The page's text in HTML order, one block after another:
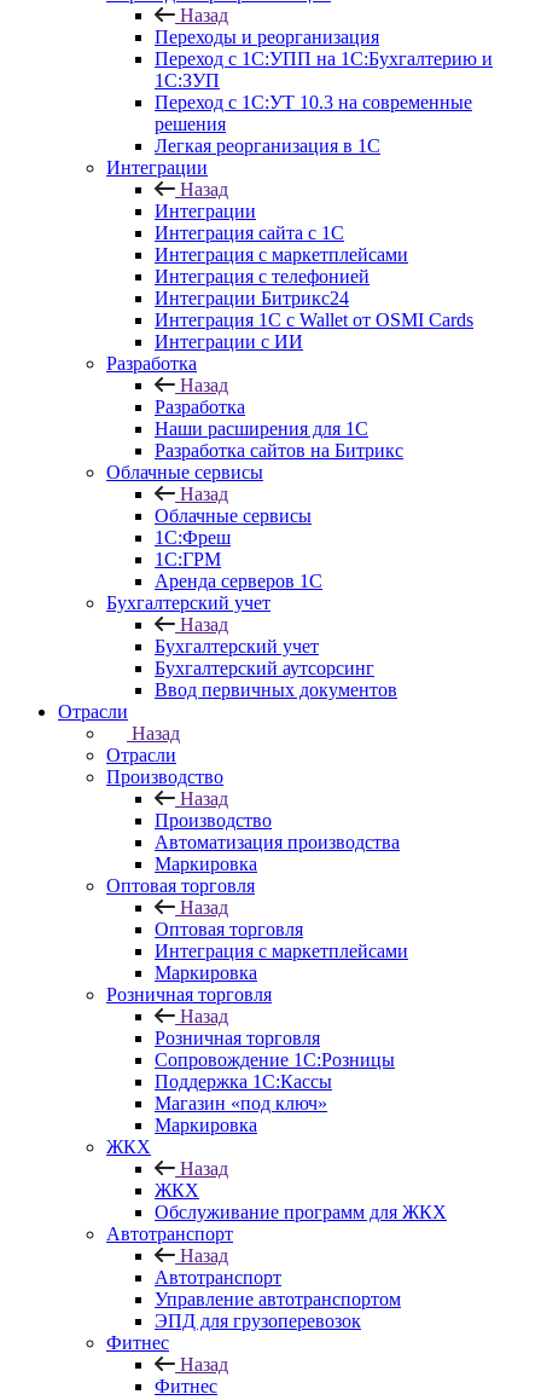
Назад
Переходы и реорганизация
Переход с 1С:УПП на 1С:Бухгалтерию и
1С:ЗУП
Переход с 1С:УТ 10.3 на современные
решения
Легкая реорганизация в 1С
Интеграции
Назад
Интеграции
Интеграция сайта с 1С
Интеграция с маркетплейсами
Интеграция с телефонией
Интеграции Битрикс24
Интеграция 1С с Wallet от OSMI Cards
Интеграции с ИИ
Разработка
Назад
Разработка
Наши расширения для 1С
Разработка сайтов на Битрикс
Облачные сервисы
Назад
Облачные сервисы
1С:Фреш
1С:ГРМ
Аренда серверов 1С
Бухгалтерский учет
Назад
Бухгалтерский учет
Бухгалтерский аутсорсинг
Ввод первичных документов
Отрасли
Назад
Отрасли
Производство
Назад
Производство
Автоматизация производства
Маркировка
Оптовая торговля
Назад
Оптовая торговля
Интеграция с маркетплейсами
Маркировка
Розничная торговля
Назад
Розничная торговля
Сопровождение 1С:Розницы
Поддержка 1С:Кассы
Магазин «под ключ»
Маркировка
ЖКХ
Назад
ЖКХ
Обслуживание программ для ЖКХ
Автотранспорт
Назад
Автотранспорт
Управление автотранспортом
ЭПД для грузоперевозок
Фитнес
Назад
Фитнес